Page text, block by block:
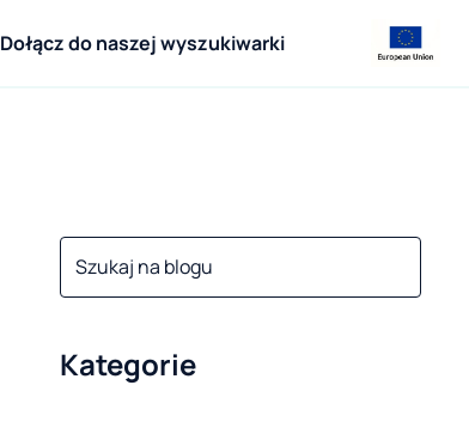
Dołącz do naszej wyszukiwarki
Kategorie